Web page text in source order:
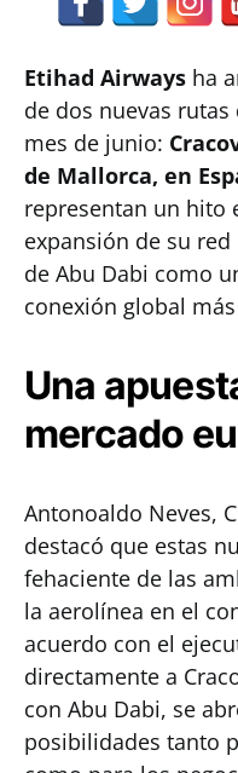
Etihad Airways ha
de dos nuevas
mes de junio:
de Mallorca, en
representan un hito
expansión de su
de Abu Dabi como
conexión global
Una
mercado
Antonoaldo Neves,
destacó que estas
fehaciente de las
la aerolínea en el
acuerdo con el
directamente a
con Abu Dabi, se
posibilidades tanto